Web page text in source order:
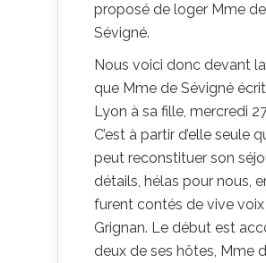
proposé de loger Mme de
Sévigné.
Nous voici donc devant
que Mme de Sévigné
Lyon à sa fille, mercredi
C’est à partir d’elle seule
peut reconstituer son
détails, hélas pour nous,
furent contés de vive
Grignan. Le début est
deux de ses hôtes, Mme